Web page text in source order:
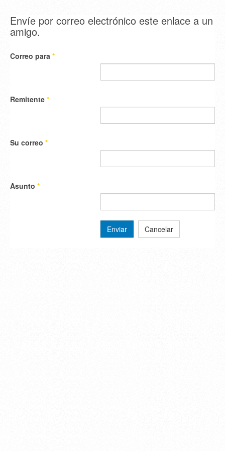
Envíe por correo electrónico este enlace a un
amigo.
Correo para *
Remitente *
Su correo *
Asunto *
Enviar Cancelar